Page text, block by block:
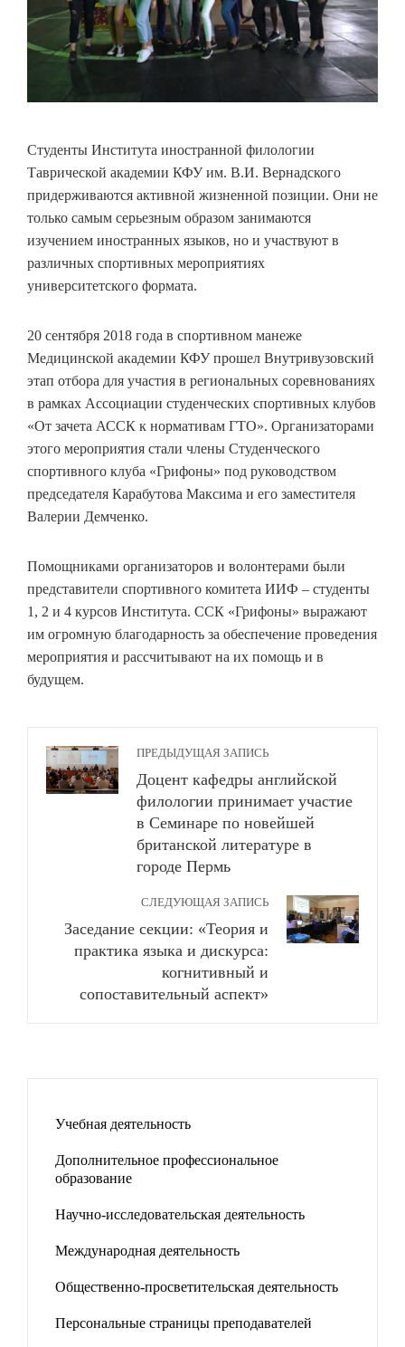
Студенты Института иностранной филологии
Таврической академии КФУ им. В.И. Вернадского
придерживаются активной жизненной позиции. Они не
только самым серьезным образом занимаются
изучением иностранных языков, но и участвуют в
различных спортивных мероприятиях
университетского формата.
20 сентября 2018 года в спортивном манеже
Медицинской академии КФУ прошел Внутривузовский
этап отбора для участия в региональных соревнованиях
в рамках Ассоциации студенческих спортивных клубов
«От зачета АССК к нормативам ГТО». Организаторами
этого мероприятия стали члены Студенческого
спортивного клуба «Грифоны» под руководством
председателя Карабутова Максима и его заместителя
Валерии Демченко.
Помощниками организаторов и волонтерами были
представители спортивного комитета ИИФ – студенты
1, 2 и 4 курсов Института. ССК «Грифоны» выражают
им огромную благодарность за обеспечение проведения
мероприятия и рассчитывают на их помощь и в
будущем.
ПРЕДЫДУЩАЯ ЗАПИСЬ
Доцент кафедры английской
филологии принимает участие
в Семинаре по новейшей
британской литературе в
городе Пермь
СЛЕДУЮЩАЯ ЗАПИСЬ
Заседание секции: «Теория и
практика языка и дискурса:
когнитивный и
сопоставительный аспект»
Учебная деятельность
Дополнительное профессиональное
образование
Научно-исследовательская деятельность
Международная деятельность
Общественно-просветительская деятельность
Персональные страницы преподавателей